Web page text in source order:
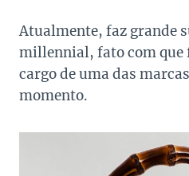
Atualmente, faz grande
millennial, fato com que
cargo de uma das
momento.